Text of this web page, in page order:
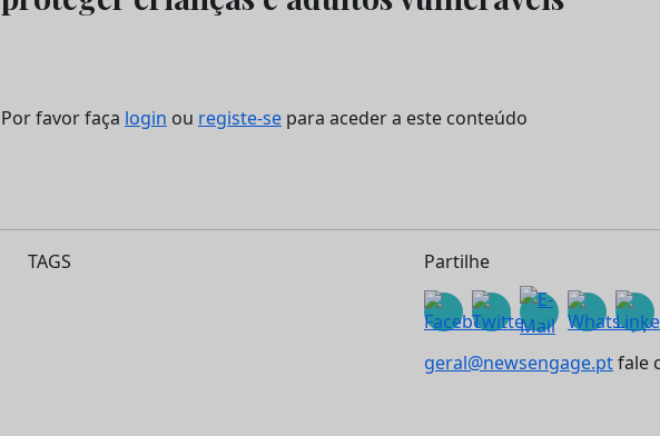
Por favor faça login ou registe-se para aceder a este conteúdo
TAGS Partilhe
geral@newsengage.ptfale